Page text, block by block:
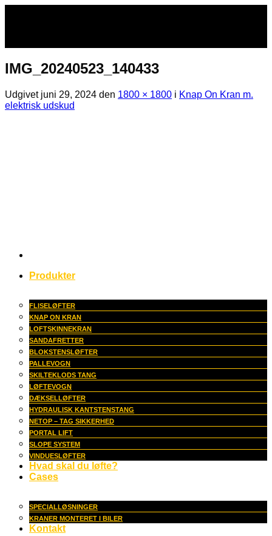
Produkter
FLISELØFTER
KNAP ON KRAN
LOFTSKINNEKRAN
SANDAFRETTER
BLOKSTENSLØFTER
PALLEVOGN
SKILTEKLODS TANG
LØFTEVOGN
DÆKSELLØFTER
HYDRAULISK KANTSTENSTANG
NETOP – TAG SIKKERHED
PORTAL LIFT
SLOPE SYSTEM
VINDUESLØFTER
Hvad skal du løfte?
Cases
SPECIALLØSNINGER
KRANER MONTERET I BILER
Kontakt
IMG_20240523_140433
Udgivet juni 29, 2024 den 1800 × 1800 i Knap On Kran m.
elektrisk udskud